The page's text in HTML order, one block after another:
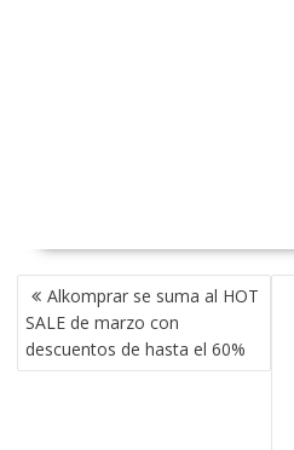
NAVEGACIÓN
DE
ENTRADAS
Alkomprar se suma al HOT
SALE de marzo con
descuentos de hasta el 60%